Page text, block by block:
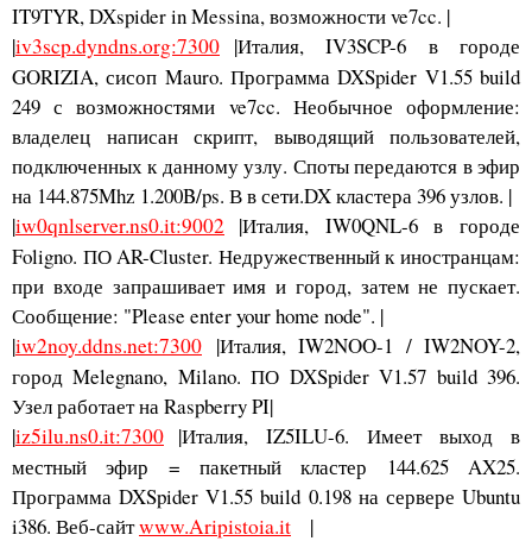
IT9TYR, DXspider in Messina, возможности ve7cc. |
|iv3scp.dyndns.org:7300 |Италия, IV3SCP-6 в городе
GORIZIA, сисоп Mauro. Программа DXSpider V1.55 build
249 с возможностями ve7cc. Необычное оформление:
владелец написан скрипт, выводящий пользователей,
подключенных к данному узлу. Споты передаются в эфир
на 144.875Mhz 1.200B/ps. В в сети.DX кластера 396 узлов. |
|iw0qnlserver.ns0.it:9002 |Италия, IW0QNL-6 в городе
Foligno. ПО AR-Cluster. Недружественный к иностранцам:
при входе запрашивает имя и город, затем не пускает.
Сообщение: "Please enter your home node". |
|iw2noy.ddns.net:7300 |Италия, IW2NOO-1 / IW2NOY-2,
город Melegnano, Milano. ПО DXSpider V1.57 build 396.
Узел работает на Raspberry PI|
|iz5ilu.ns0.it:7300 |Италия, IZ5ILU-6. Имеет выход в
местный эфир = пакетный кластер 144.625 AX25.
Программа DXSpider V1.55 build 0.198 на сервере Ubuntu
i386. Веб-сайтwww.Aripistoia.it
|